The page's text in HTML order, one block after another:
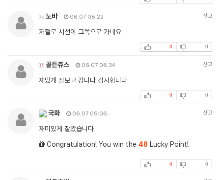
노바 06.07 08:22 신고
저절로 시선이 그쪽으로 가네요
0 0
골든쥬스 06.07 08:34 신고
재밌게 잘보고 갑니다 감사합니다
0 0
국화 06.07 09:06 신고
재미있게 잘봤습니다
Congratulation! You win the 48 Lucky Point!
0 0